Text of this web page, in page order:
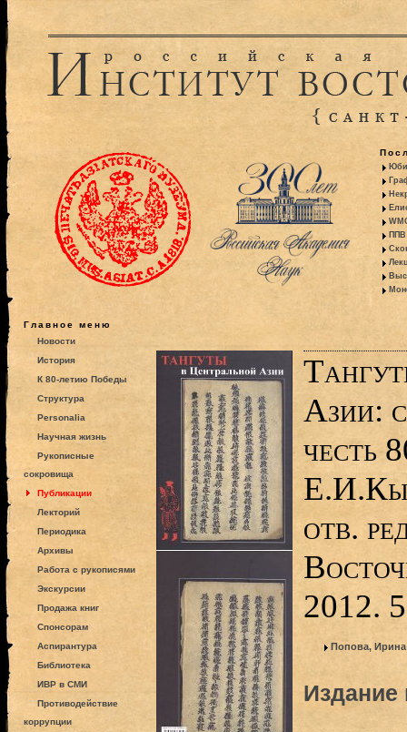
ППВ
Главное меню
Новости
История
К 80-летию Победы
Структура
Personalia
Научная жизнь
Рукописные
сокровища
Публикации
Лекторий
Периодика
Архивы
Работа с рукописями
Экскурсии
Продажа книг
Спонсорам
Аспирантура
Библиотека
ИВР в СМИ
Противодействие
коррупции
Азии:
честь
отв.
2012.
Попова,
Издание